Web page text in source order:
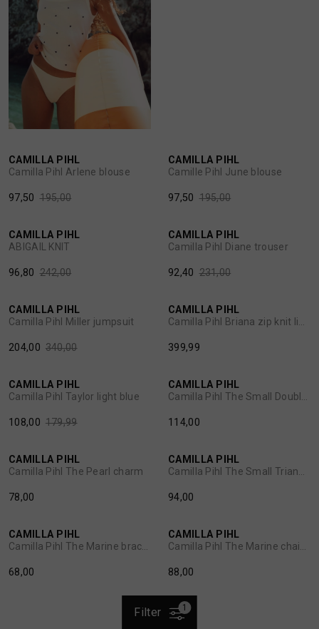
SPORTKLEDING
TASSEN
TOPS EN SHIRTS
1/2
50%
CAMILLA PIHL
Camilla Pihl Arlene blouse
97,50 195,00
1/2
CAMILLA PIHL
Camille Pihl June blouse
97,50 195,00
1/2
CAMILLA PIHL
ABIGAIL KNIT
96,80 242,00
1/2
CAMILLA PIHL
Camilla Pihl Diane trouser
92,40 231,00
1/2
CAMILLA PIHL
Camilla Pihl Miller jumpsuit
204,00 340,00
1/2
CAMILLA PIHL
Camilla Pihl Briana zip knit light yellow
399,99
1/2
CAMILLA PIHL
Camilla Pihl Taylor light blue
108,00 179,99
1/2
CAMILLA PIHL
Camilla Pihl The Small Double gold
114,00
1/2
CAMILLA PIHL
Camilla Pihl The Pearl charm
78,00
1/2
CAMILLA PIHL
Camilla Pihl The Small Triangle gold
94,00
1/2
CAMILLA PIHL
Camilla Pihl The Marine bracelet gold
68,00
1/2
CAMILLA PIHL
Camilla Pihl The Marine chain gold
88,00
1
Filter